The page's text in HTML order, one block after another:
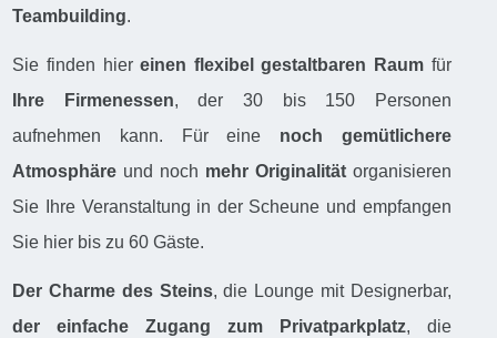
Teambuilding.
Sie finden hiereinen flexibel gestaltbaren Raum für
Ihre Firmenessen, der 30 bis 150 Personen
aufnehmen kann. Für eine noch gemütlichere
Atmosphäre und noch mehr Originalitätorganisieren
Sie Ihre Veranstaltung in der Scheune und empfangen
Sie hier bis zu 60 Gäste.
Der Charme des Steins, die Lounge mit Designerbar,
der einfache Zugang zum Privatparkplatz, die